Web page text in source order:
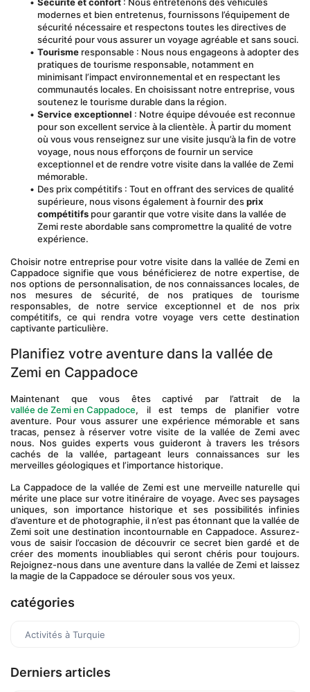
modernes et bien entretenus, fournissons l’équipement de
sécurité nécessaire et respectons toutes les directives de
sécurité pour vous assurer un voyage agréable et sans souci.
Tourisme responsable : Nous nous engageons à adopter des
pratiques de tourisme responsable, notamment en
minimisant l’impact environnemental et en respectant les
communautés locales. En choisissant notre entreprise, vous
soutenez le tourisme durable dans la région.
Service exceptionnel : Notre équipe dévouée est reconnue
pour son excellent service à la clientèle. À partir du moment
où vous vous renseignez sur une visite jusqu’à la fin de votre
voyage, nous nous efforçons de fournir un service
exceptionnel et de rendre votre visite dans la vallée de Zemi
mémorable.
Des prix compétitifs : Tout en offrant des services de qualité
supérieure, nous visons également à fournir des prix
compétitifs pour garantir que votre visite dans la vallée de
Zemi reste abordable sans compromettre la qualité de votre
expérience.
Choisir notre entreprise pour votre visite dans la vallée de Zemi en
Cappadoce signifie que vous bénéficierez de notre expertise, de
nos options de personnalisation, de nos connaissances locales, de
nos mesures de sécurité, de nos pratiques de tourisme
responsables, de notre service exceptionnel et de nos prix
compétitifs, ce qui rendra votre voyage vers cette destination
captivante particulière.
Planifiez votre aventure dans la vallée de
Zemi en Cappadoce
Maintenant que vous êtes captivé par l’attrait de la
vallée de Zemi en Cappadoce, il est temps de planifier votre
aventure. Pour vous assurer une expérience mémorable et sans
tracas, pensez à réserver votre visite de la vallée de Zemi avec
nous. Nos guides experts vous guideront à travers les trésors
cachés de la vallée, partageant leurs connaissances sur les
merveilles géologiques et l’importance historique.
La Cappadoce de la vallée de Zemi est une merveille naturelle qui
mérite une place sur votre itinéraire de voyage. Avec ses paysages
uniques, son importance historique et ses possibilités infinies
d’aventure et de photographie, il n’est pas étonnant que la vallée de
Zemi soit une destination incontournable en Cappadoce. Assurez-
vous de saisir l’occasion de découvrir ce secret bien gardé et de
créer des moments inoubliables qui seront chéris pour toujours.
Rejoignez-nous dans une aventure dans la vallée de Zemi et laissez
la magie de la Cappadoce se dérouler sous vos yeux.
catégories
Activités à Turquie
Derniers articles